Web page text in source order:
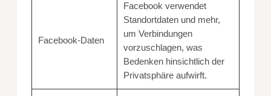
Facebook-Daten
Facebook verwendet
Standortdaten und mehr,
um Verbindungen
vorzuschlagen, was
Bedenken hinsichtlich der
Privatsphäre aufwirft.